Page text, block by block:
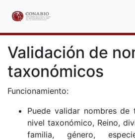
Validación de
taxonómicos
Funcionamiento:
Puede validar nombres de
nivel taxonómico, Reino,
familia, género,